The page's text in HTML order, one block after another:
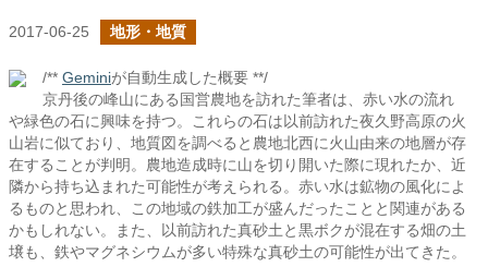
2017-06-25 地形・地質
/** Geminiが自動生成した概要 **/
京丹後の峰山にある国営農地を訪れた筆者は、赤い水の流れ
や緑色の石に興味を持つ。これらの石は以前訪れた夜久野高原の火
山岩に似ており、地質図を調べると農地北西に火山由来の地層が存
在することが判明。農地造成時に山を切り開いた際に現れたか、近
隣から持ち込まれた可能性が考えられる。赤い水は鉱物の風化によ
るものと思われ、この地域の鉄加工が盛んだったことと関連がある
かもしれない。また、以前訪れた真砂土と黒ボクが混在する畑の土
壌も、鉄やマグネシウムが多い特殊な真砂土の可能性が出てきた。